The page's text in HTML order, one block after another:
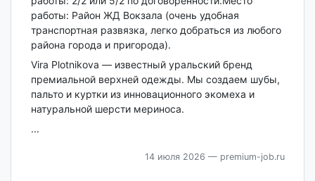
работы: Район ЖД Вокзала (очень удобная
транспортная развязка, легко добраться из любого
района города и пригорода).
Vira Plotnikova — известный уральский бренд
премиальной верхней одежды. Мы создаем шубы,
пальто и куртки из инновационного экомеха и
натуральной шерсти мериноса.
...
14 июля 2026 — premium-job.ru